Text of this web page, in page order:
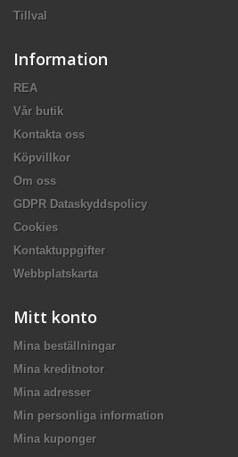
Tillval
Information
REA
Vår butik
Kontakta oss
Köpvillkor
Om oss
GDPR Dataskyddspolicy
Cookies
Kontaktuppgifter
Webbplatskarta
Mitt konto
Mina beställningar
Mina kreditnotor
Mina adresser
Min personliga information
Mina kuponger